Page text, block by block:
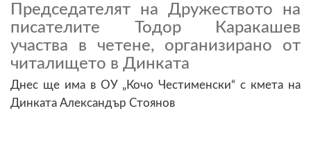
Председателят на Дружеството на
писателите Тодор Каракашев
участва в четене, организирано от
читалището в Динката
Днес ще има в ОУ „Кочо Честименски“ с кмета на
Динката Александър Стоянов